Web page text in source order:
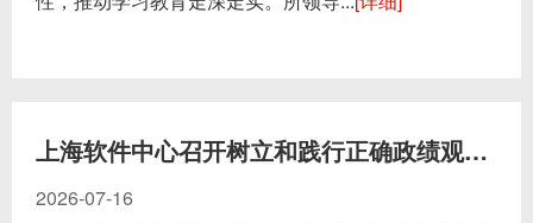
上海软件中心召开树立和践行正确政绩观学习教育警示教...
2026-07-16